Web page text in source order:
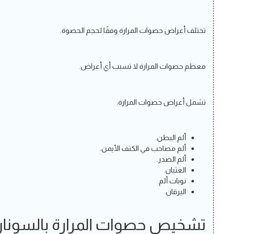
تختلف أعراض حصوات المرارة وفقًا لحجم الحصوة.
معظم حصوات المرارة لا تسبب أي أعراض.
تشمل أعراض حصوات المرارة:
ألم البطن.
ألم مصاحب في الكتف الأيمن.
ألم الصدر.
الغثيان.
نوبات ألم.
اليرقان.
تشخيص حصوات المرارة بالسونار